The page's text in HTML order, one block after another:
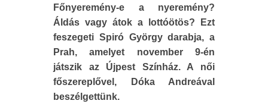
Főnyeremény-e a nyeremény?
Áldás vagy átok a lottóötös? Ezt
feszegeti Spiró György darabja, a
Prah, amelyet november 9-én
játszik az Újpest Színház. A női
főszereplővel, Dóka Andreával
beszélgettünk.